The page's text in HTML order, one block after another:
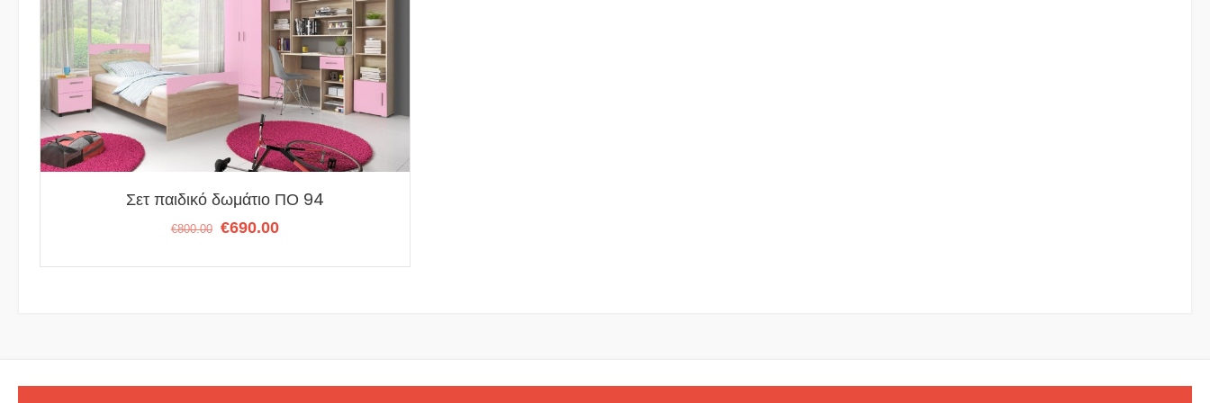
Σετ παιδικό δωμάτιο ΠΟ 94
€800.00
Original
€690.00Η